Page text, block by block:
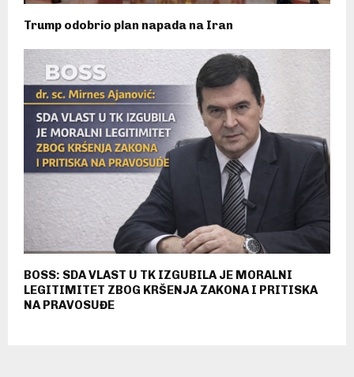
Trump odobrio plan napada na Iran
BOSS: SDA VLAST U TK IZGUBILA JE MORALNI
LEGITIMITET ZBOG KRŠENJA ZAKONA I PRITISKA
NA PRAVOSUĐE